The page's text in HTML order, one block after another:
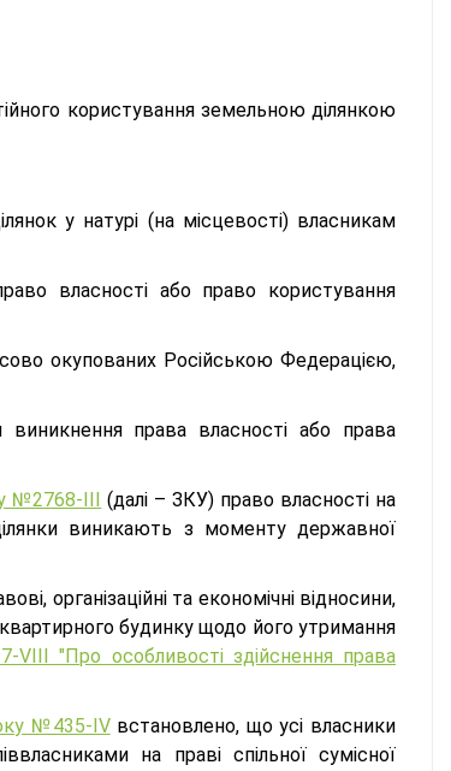
користування земельною ділянкою
у натурі (на місцевості) власникам
власності або право користування
окупованих Російською Федерацією,
права власності або права
№2768-III (далі – ЗКУ) право власності на
виникають з моменту державної
організаційні та економічні відносини,
будинку щодо його утримання
"Про особливості здійснення права
№435-IVвстановлено, що усі власники
на праві спільної сумісної